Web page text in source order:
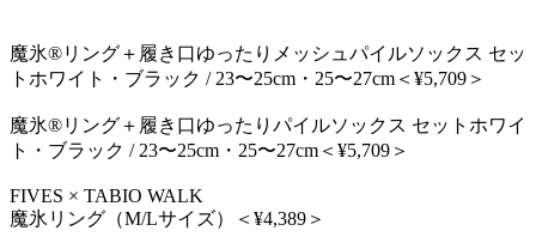
魔氷®️リング＋履き口ゆったりメッシュパイルソックス セッ
トホワイト・ブラック / 23〜25cm・25〜27cm＜¥5,709＞
魔氷®️リング＋履き口ゆったりパイルソックス セットホワイ
ト・ブラック / 23〜25cm・25〜27cm＜¥5,709＞
FIVES × TABIO WALK
魔氷リング（M/Lサイズ）＜¥4,389＞